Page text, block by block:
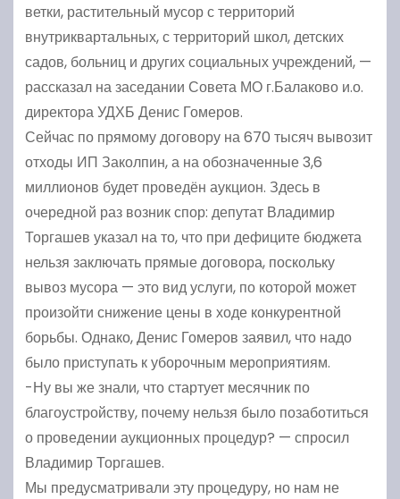
ветки, растительный мусор с территорий
внутриквартальных, с территорий школ, детских
садов, больниц и других социальных учреждений, —
рассказал на заседании Совета МО г.Балаково и.о.
директора УДХБ Денис Гомеров.
Сейчас по прямому договору на 670 тысяч вывозит
отходы ИП Заколпин, а на обозначенные 3,6
миллионов будет проведён аукцион. Здесь в
очередной раз возник спор: депутат Владимир
Торгашев указал на то, что при дефиците бюджета
нельзя заключать прямые договора, поскольку
вывоз мусора — это вид услуги, по которой может
произойти снижение цены в ходе конкурентной
борьбы. Однако, Денис Гомеров заявил, что надо
было приступать к уборочным мероприятиям.
-Ну вы же знали, что стартует месячник по
благоустройству, почему нельзя было позаботиться
о проведении аукционных процедур? — спросил
Владимир Торгашев.
Мы предусматривали эту процедуру, но нам не